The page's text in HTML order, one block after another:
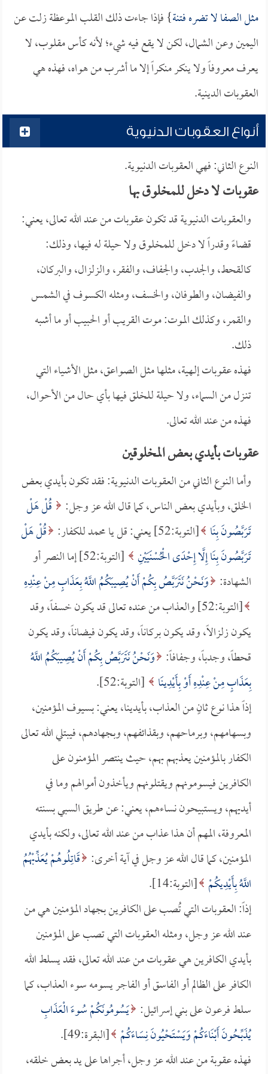
مثل الصفا لا تضره فتنة} فإذا جاءت ذلك القلب الموعظة زلت عن
اليمين وعن الشمال، لكن لا يقع فيه شيء؛ لأنه كأس مقلوب، لا
يعرف معروفاً ولا ينكر منكراً إلا ما أشرب من هواه، فهذه هي
العقوبات الدينية.
أنواع العقوبات الدنيوية
النوع الثاني: فهي العقوبات الدنيوية.
عقوبات لا دخل للمخلوق بها
والعقوبات الدنيوية قد تكون عقوبات من عند الله تعالى، يعني:
قضاءً وقدراً لا دخل للمخلوق ولا حيلة له فيها، وذلك:
كالقحط، والجدب، والجفاف، والفقر، والزلزال، والبركان،
والفيضان، والطوفان، والخسف، ومثله الكسوف في الشمس
والقمر، وكذلك الموت: موت القريب أو الحبيب أو ما أشبه
ذلك.
فهذه عقوبات إلـهية، مثلها مثل الصواعق، مثل الأشياء التي
تنـزل من السماء، ولا حيلة للخلق فيها بأي حال من الأحوال،
فهذه من عند الله تعالى.
عقوبات بأيدي بعض المخلوقين
وأما النوع الثاني من العقوبات الدنيوية: فقد تكون بأيدي بعض
الخلق، وبأيدي بعض الناس، كما قال الله عز وجل:
قُلْ هَلْ
تَرَبَّصُونَ بِنَا [التوبة:52] يعني: قل يا محمد للكفار:
قُلْ هَلْ
تَرَبَّصُونَ بِنَا إِلَّا إِحْدَى الْحُسْنَيَيْنِ
[التوبة:52] إما النصر أو
الشهادة: وَنَحْنُ نَتَرَبَّصُ بِكُمْ أَنْ يُصِيبَكُمُ اللَّهُ بِعَذَابٍ مِنْ عِنْدِهِ
[التوبة:52] والعذاب من عنده تعالى قد يكون خسفاً، وقد
يكون زلزالاً، وقد يكون بركاناً، وقد يكون فيضاناً، وقد يكون
قحطاً، وجدباً، وجفافاً: وَنَحْنُ نَتَرَبَّصُ بِكُمْ أَنْ يُصِيبَكُمُ اللَّهُ
بِعَذَابٍ مِنْ عِنْدِهِ أَوْ بِأَيْدِينَا
[التوبة:52].
إذاً هذا نوع ثانٍ من العذاب، بأيدينا، يعني: بسيوف المؤمنين،
وبسهامهم، وبرماحهم، وبقذائفهم، وبجهادهم، فيبتلي الله تعالى
الكفار بالمؤمنين يعذبهم بهم، حيث ينتصر المؤمنون على
الكافرين فيسومونهم ويقتلونهم ويأخذون أموالهم وما في
أيديهم، ويستبيحون نساءهم، يعني: عن طريق السبي بسنته
المعروفة، المهم أن هذا عذاب من عند الله تعالى، ولكنه بأيدي
المؤمنين، كما قال الله عز وجل في آية أخرى: قَاتِلُوهُمْ يُعَذِّبْهُمُ
اللَّهُ بِأَيْدِيكُمْ [التوبة:14].
إذاً: العقوبات التي تُصب على الكافرين بجهاد المؤمنين هي من
عند الله عز وجل، ومثله العقوبات التي تصب على المؤمنين
بأيدي الكافرين هي عقوبات من عند الله تعالى، فقد يسلط الله
الكافر على الظالم أو الفاسق أو الفاجر يسومه سوء العذاب، كما
سلط فرعون على بني إسرائيل: يَسُومُونَكُمْ سُوءَ الْعَذَابِ
يُذَبِّحُونَ أَبْنَاءَكُمْ وَيَسْتَحْيُونَ نِسَاءَكُمْ [البقرة:49].
فهذه عقوبة من عند الله عز وجل، أجراها على يد بعض خلقه،